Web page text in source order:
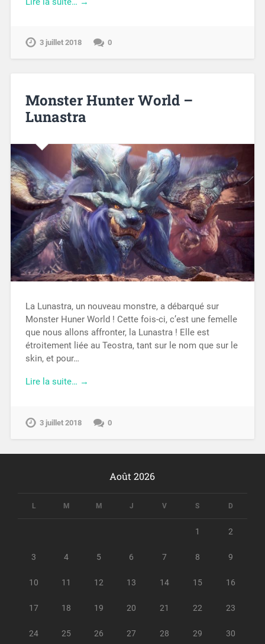
3 juillet 2018 0
Monster Hunter World –
Lunastra
La Lunastra, un nouveau monstre, a débarqué sur
Monster Huner World ! Cette fois-ci, c’est une femelle
que nous allons affronter, la Lunastra ! Elle est
étroitement liée au Teostra, tant sur le nom que sur le
skin, et pour…
Lire la suite… →
3 juillet 2018 0
Août 2026
L M M J V S D
1 2
3 4 5 6 7 8 9
10 11 12 13 14 15 16
17 18 19 20 21 22 23
24 25 26 27 28 29 30